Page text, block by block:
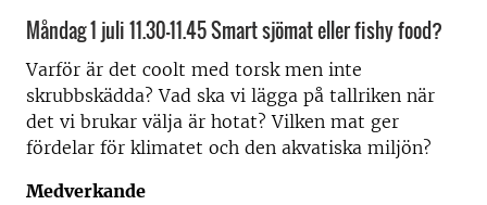
Måndag 1 juli 11.30-11.45 Smart sjömat eller fishy food?
Varför är det coolt med torsk men inte
skrubbskädda? Vad ska vi lägga på tallriken när
det vi brukar välja är hotat? Vilken mat ger
fördelar för klimatet och den akvatiska miljön?
Medverkande